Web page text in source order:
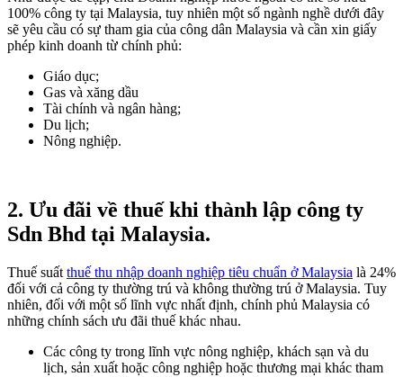
100% công ty tại Malaysia, tuy nhiên một số ngành nghề dưới đây
sẽ yêu cầu có sự tham gia của công dân Malaysia và cần xin giấy
phép kinh doanh từ chính phủ:
Giáo dục;
Gas và xăng dầu
Tài chính và ngân hàng;
Du lịch;
Nông nghiệp.
2. Ưu đãi về thuế khi thành lập công ty
Sdn Bhd tại Malaysia.
Thuế suất thuế thu nhập doanh nghiệp tiêu chuẩn ở Malaysia là 24%
đối với cả công ty thường trú và không thường trú ở Malaysia. Tuy
nhiên, đối với một số lĩnh vực nhất định, chính phủ Malaysia có
những chính sách ưu đãi thuế khác nhau.
Các công ty trong lĩnh vực nông nghiệp, khách sạn và du
lịch, sản xuất hoặc công nghiệp hoặc thương mại khác tham